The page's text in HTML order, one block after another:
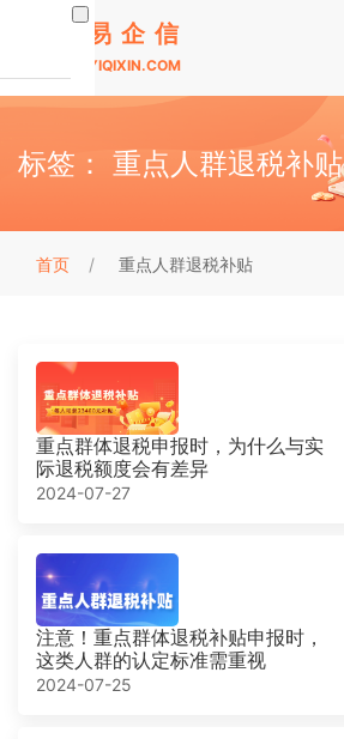
易企信
YIQIXIN.COM
标签： 重点人群退税补贴
首页 重点人群退税补贴
重点群体退税申报时，为什么与实
际退税额度会有差异
2024-07-27
注意！重点群体退税补贴申报时，
这类人群的认定标准需重视
2024-07-25